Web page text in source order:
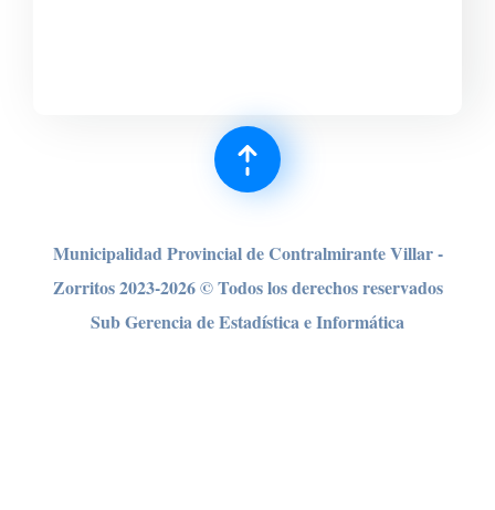
Municipalidad Provincial de Contralmirante Villar -
Zorritos 2023-2026 © Todos los derechos reservados
Sub Gerencia de Estadística e Informática